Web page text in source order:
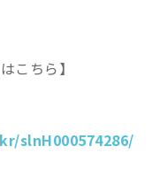
こちら】
slnH000574286/